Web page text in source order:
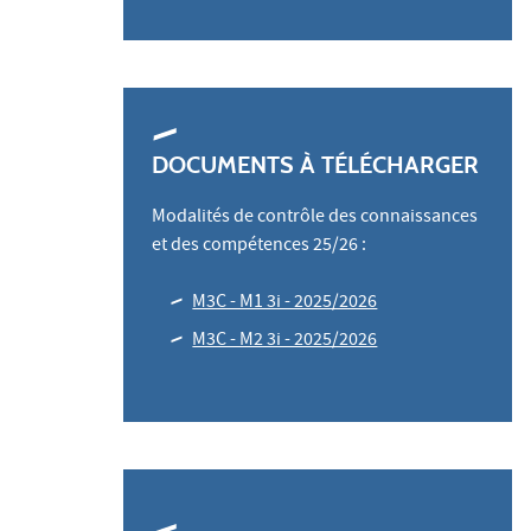
DOCUMENTS À TÉLÉCHARGER
Modalités de contrôle des connaissances
et des compétences 25/26 :
M3C - M1 3i - 2025/2026
M3C - M2 3i - 2025/2026